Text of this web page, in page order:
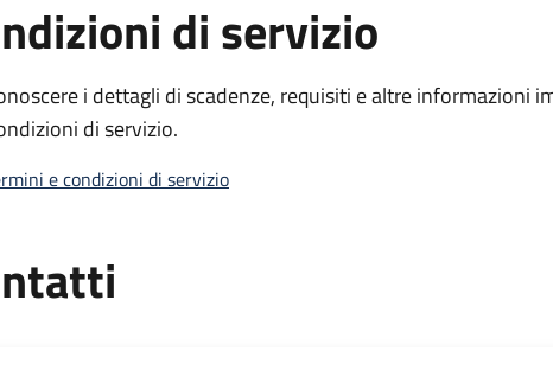
di servizio
i dettagli di scadenze, requisiti e altre informazioni
di servizio.
e condizioni di servizio